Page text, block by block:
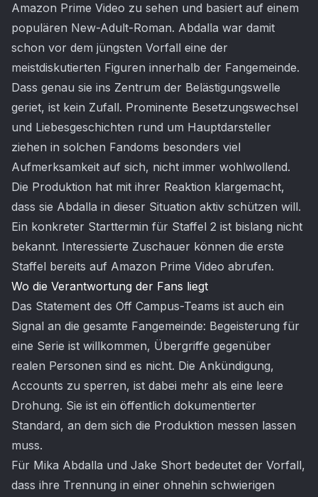
Amazon Prime Video zu sehen und basiert auf einem
populären New-Adult-Roman. Abdalla war damit
schon vor dem jüngsten Vorfall eine der
meistdiskutierten Figuren innerhalb der Fangemeinde.
Dass genau sie ins Zentrum der Belästigungswelle
geriet, ist kein Zufall. Prominente Besetzungswechsel
und Liebesgeschichten rund um Hauptdarsteller
ziehen in solchen Fandoms besonders viel
Aufmerksamkeit auf sich, nicht immer wohlwollend.
Die Produktion hat mit ihrer Reaktion klargemacht,
dass sie Abdalla in dieser Situation aktiv schützen will.
Ein konkreter Starttermin für Staffel 2 ist bislang nicht
bekannt. Interessierte Zuschauer können die erste
Staffel bereits auf Amazon Prime Video abrufen.
Wo die Verantwortung der Fans liegt
Das Statement des Off Campus-Teams ist auch ein
Signal an die gesamte Fangemeinde: Begeisterung für
eine Serie ist willkommen, Übergriffe gegenüber
realen Personen sind es nicht. Die Ankündigung,
Accounts zu sperren, ist dabei mehr als eine leere
Drohung. Sie ist ein öffentlich dokumentierter
Standard, an dem sich die Produktion messen lassen
muss.
Für Mika Abdalla und Jake Short bedeutet der Vorfall,
dass ihre Trennung in einer ohnehin schwierigen